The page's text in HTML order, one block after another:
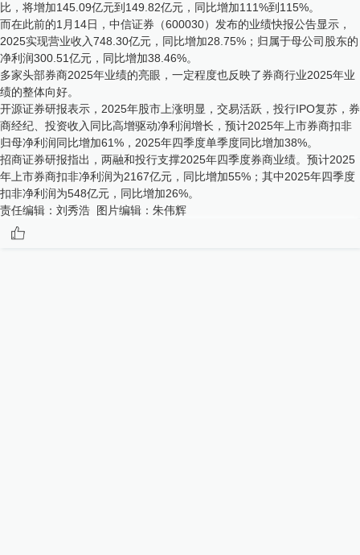
比，将增加145.09亿元到149.82亿元，同比增加111%到115%。
而在此前的1月14日，中信证券（600030）发布的业绩快报公告显示，
2025实现营业收入748.30亿元，同比增加28.75%；归属于母公司股东的
净利润300.51亿元，同比增加38.46%。
多家头部券商2025年业绩的亮眼，一定程度也反映了券商行业2025年业
绩的整体向好。
开源证券研报表示，2025年股市上涨明显，交易活跃，投行IPO复苏，券
商经纪、投资收入同比高增驱动净利润增长，预计2025年上市券商扣非
归母净利润同比增加61%，2025年四季度单季度同比增加38%。
招商证券研报指出，两融和投行支撑2025年四季度券商业绩。预计2025
年上市券商扣非净利润为2167亿元，同比增加55%；其中2025年四季度
扣非净利润为548亿元，同比增加26%。
责任编辑： 刘秀浩 图片编辑： 朱伟辉